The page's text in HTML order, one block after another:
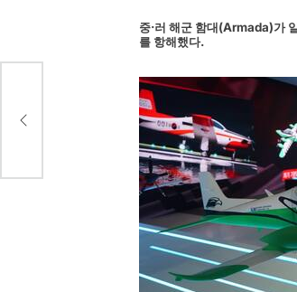
중·러 해군 함대(Armada)가
를 항해했다.